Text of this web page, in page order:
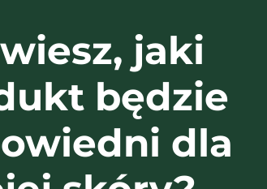
jaki
będzie
dla